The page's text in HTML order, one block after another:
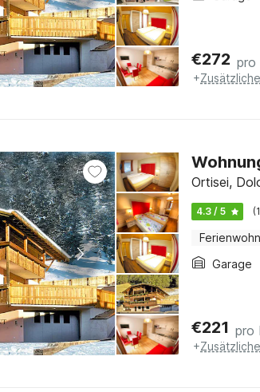
€272 pro
+
Ortisei,
4.3 / 5
Garage
€221 pro
+